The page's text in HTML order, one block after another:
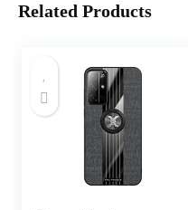
Related Products